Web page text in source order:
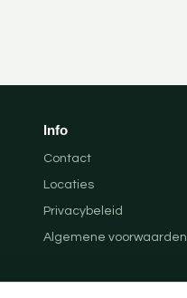
Info
Contact
Locaties
Privacybeleid
Algemene voorwaarden